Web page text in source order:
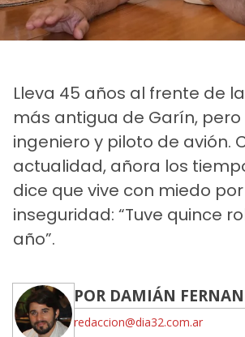
Lleva 45 años al frente de
más antigua de Garín,
ingeniero y piloto de avión.
actualidad, añora los
dice que vive con miedo
inseguridad: “Tuve quince
año”.
POR DAMIÁN
redaccion@dia32.com.ar